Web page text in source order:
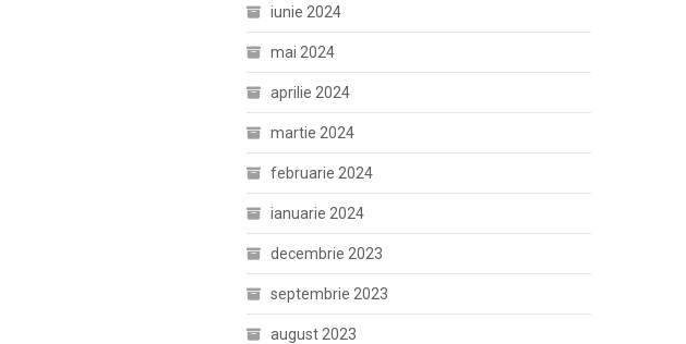
iunie 2024
mai 2024
aprilie 2024
martie 2024
februarie 2024
ianuarie 2024
decembrie 2023
septembrie 2023
august 2023